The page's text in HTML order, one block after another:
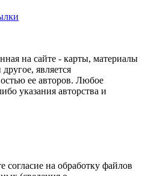
на сайте - карты, материалы
является
ее авторов. Любое
указания авторства и
согласие на обработку файлов